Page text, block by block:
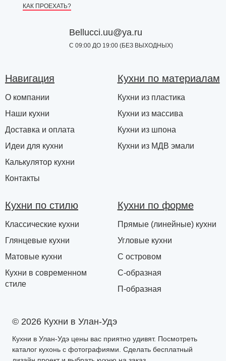
КАК ПРОЕХАТЬ?
Bellucci.uu@ya.ru
С 09:00 ДО 19:00 (БЕЗ ВЫХОДНЫХ)
© 2026 Кухни в Улан-Удэ
Кухни в Улан-Удэ цены вас приятно удивят. Посмотреть
каталог кухонь с фотографиями. Сделать бесплатный
Навигация
О компании
Наши кухни
Доставка и оплата
Идеи для кухни
Калькулятор кухни
Контакты
Кухни по материалам
Кухни из пластика
Кухни из массива
Кухни из шпона
Кухни из МДВ эмали
Кухни по стилю
Классические кухни
Глянцевые кухни
Матовые кухни
Кухни в современном
стиле
Кухни по форме
Прямые (линейные) кухни
Угловые кухни
С островом
С-образная
П-образная